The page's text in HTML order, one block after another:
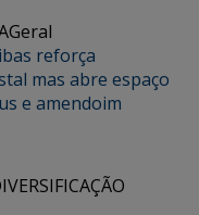
Geral
reforça
mas abre espaço
e amendoim